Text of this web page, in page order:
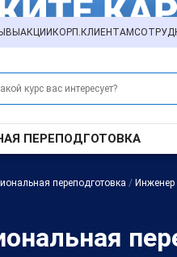
АКЦИИ КОРП.КЛИЕНТАМ
ПЕРЕПОДГОТОВКА
переподготовка / Инженер